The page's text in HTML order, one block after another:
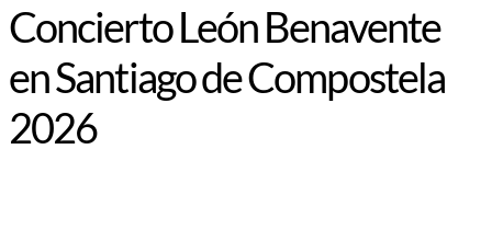
Concierto León Benavente
en Santiago de Compostela
2026